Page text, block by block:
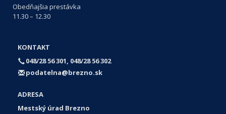
Obedňajšia prestávka
11.30 – 12.30
KONTAKT
048/28 56 301, 048/28 56 302
podatelna@brezno.sk
ADRESA
Mestský úrad Brezno